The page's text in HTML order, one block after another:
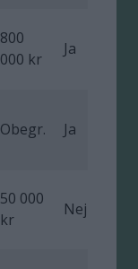
800
000 kr
Ja
Obegr. Ja
50 000
kr
Nej